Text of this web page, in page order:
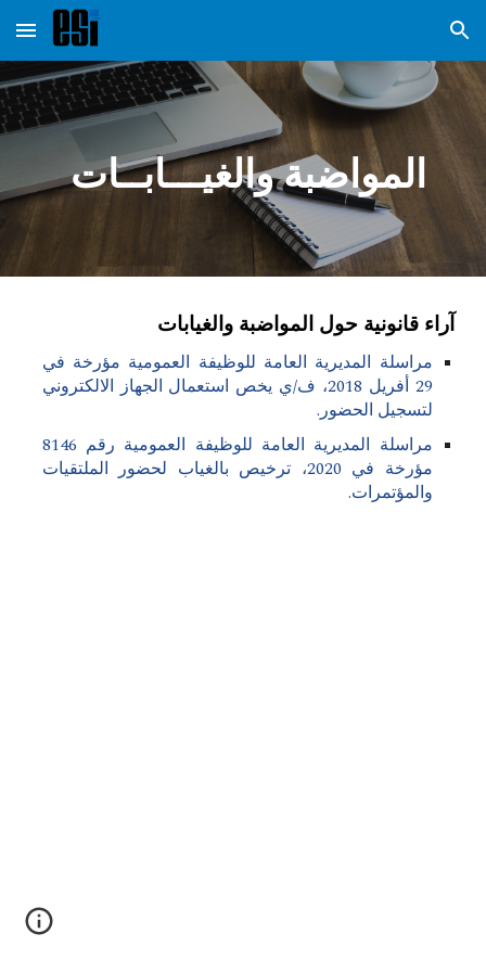
Skip to main content Skip to navigation
المواضبة والغيـــابــات
آراء قانونية حول المواضبة والغيابات
مراسلة المديرية العامة للوظيفة العمومية مؤرخة في
29 أفريل 2018، ف/ي يخص استعمال الجهاز الالكتروني
لتسجيل الحضور.
مراسلة المديرية العامة للوظيفة العمومية رقم 8146
مؤرخة في 2020، ترخيص بالغياب لحضور الملتقيات
والمؤتمرات.